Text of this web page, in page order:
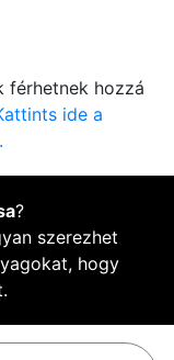
férhetnek hozzá
ide a
?
szerezhet
hogy